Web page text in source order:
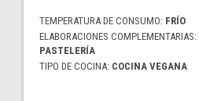
TEMPERATURA DE CONSUMO: FRÍO
ELABORACIONES COMPLEMENTARIAS:
PASTELERÍA
TIPO DE COCINA: COCINA VEGANA